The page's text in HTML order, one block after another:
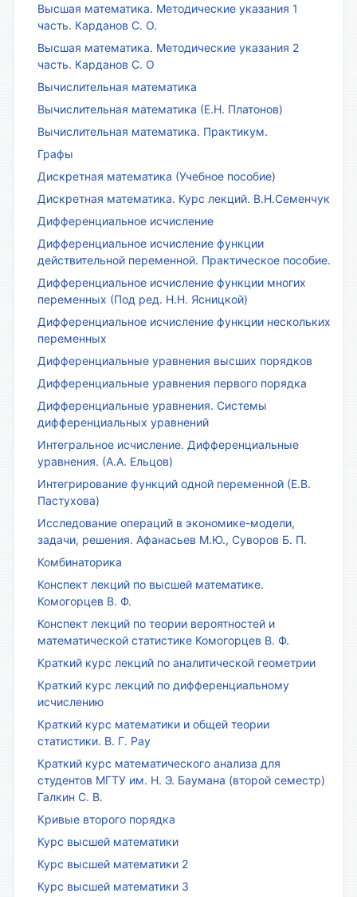
Высшая математика. Методические указания 1
часть. Карданов С. О.
Высшая математика. Методические указания 2
часть. Карданов С. О
Вычислительная математика
Вычислительная математика (Е.Н. Платонов)
Вычислительная математика. Практикум.
Графы
Дискретная математика (Учебное пособие)
Дискретная математика. Курс лекций. В.Н.Семенчук
Дифференциальное исчисление
Дифференциальное исчисление функции
действительной переменной. Практическое пособие.
Дифференциальное исчисление функции многих
переменных (Под ред. Н.Н. Ясницкой)
Дифференциальное исчисление функции нескольких
переменных
Дифференциальные уравнения высших порядков
Дифференциальные уравнения первого порядка
Дифференциальные уравнения. Системы
дифференциальных уравнений
Интегральное исчисление. Дифференциальные
уравнения. (А.А. Ельцов)
Интегрирование функций одной переменной (Е.В.
Пастухова)
Исследование операций в экономике-модели,
задачи, решения. Афанасьев М.Ю., Суворов Б. П.
Комбинаторика
Конспект лекций по высшей математике.
Комогорцев В. Ф.
Конспект лекций по теории вероятностей и
математической статистике Комогорцев В. Ф.
Краткий курс лекций по аналитической геометрии
Краткий курс лекций по дифференциальному
исчислению
Краткий курс математики и общей теории
статистики. В. Г. Рау
Краткий курс математического анализа для
студентов МГТУ им. Н. Э. Баумана (второй семестр)
Галкин С. В.
Кривые второго порядка
Курс высшей математики
Курс высшей математики 2
Курс высшей математики 3